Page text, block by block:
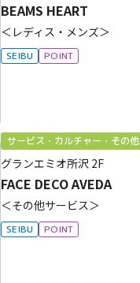
BEAMS HEART
＜レディス・メンズ＞
SEIBU POINT
サービス・カルチャー・その他
グランエミオ所沢 2F
FACE DECO AVEDA
＜その他サービス＞
SEIBU POINT